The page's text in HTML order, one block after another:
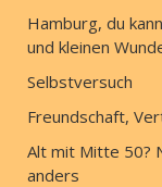
Hamburg, du
und kleinen
Selbstversuch
Freundschaft,
Alt mit Mitte 50?
anders